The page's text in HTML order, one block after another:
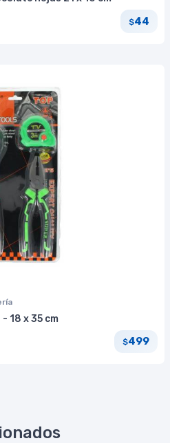
$44
18 x 35 cm
$499